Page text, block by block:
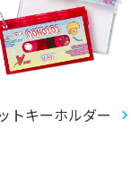
トキーホルダー